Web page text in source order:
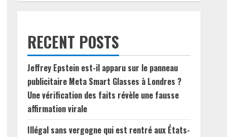
RECENT POSTS
Jeffrey Epstein est-il apparu sur le panneau
publicitaire Meta Smart Glasses à Londres ?
Une vérification des faits révèle une fausse
affirmation virale
Illégal sans vergogne qui est rentré aux États-